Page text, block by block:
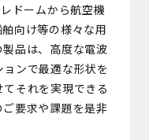
ドームから航空機
向け等の様々な用
品は、高度な電波
ンで最適な形状を
それを実現できる
要求や課題を是非